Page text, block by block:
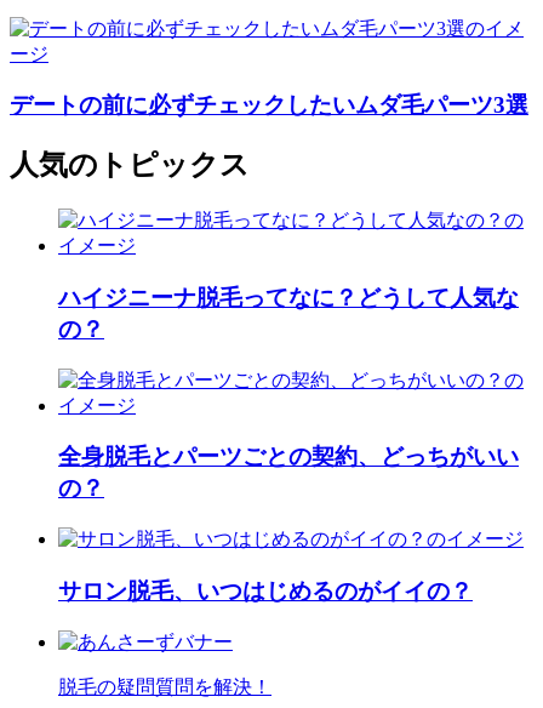
デートの前に必ずチェックしたいムダ毛パーツ3選
人気のトピックス
ハイジニーナ脱毛ってなに？どうして人気な
の？
全身脱毛とパーツごとの契約、どっちがいい
の？
サロン脱毛、いつはじめるのがイイの？
脱毛の疑問質問を解決！